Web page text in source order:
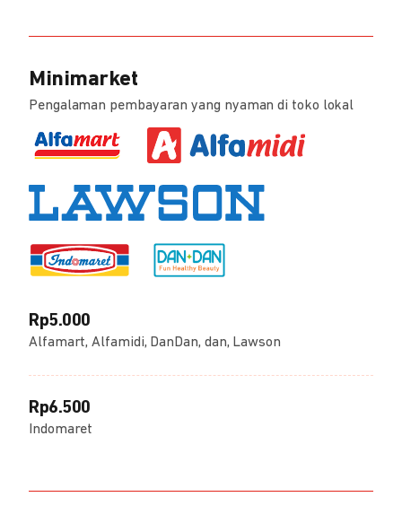
Minimarket
Pengalaman pembayaran yang nyaman di toko lokal
Rp5.000
Alfamart, Alfamidi, DanDan, dan, Lawson
Rp6.500
Indomaret